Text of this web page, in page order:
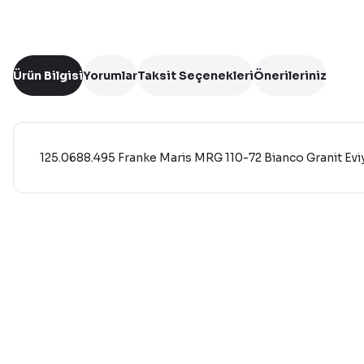
Ürün BilgisiYorumlarTaksit SeçenekleriÖnerileriniz
125.0688.495 Franke Maris MRG 110-72 Bianco Granit